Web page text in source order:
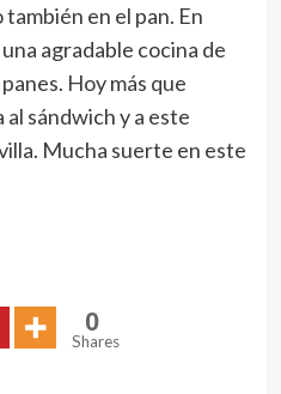
en el pan. En
agradable cocina de
Hoy más que
al sándwich y a este
Mucha suerte en este
0
Shares